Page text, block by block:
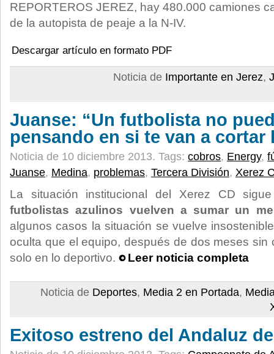
REPORTEROS JEREZ, hay 480.000 camiones
de la autopista de peaje a la N-IV.
Descargar artículo en formato PDF
Noticia de Importante en Jerez,
Juanse: “Un futbolista no
pensando en si te van a cortar
Noticia de 10 diciembre 2013. Tags: cobros, Energy,
Juanse, Medina, problemas, Tercera División, Xerez
La situación institucional del Xerez CD
futbolistas azulinos vuelven a sumar un
algunos casos la situación se vuelve
oculta que el equipo, después de dos meses sin
solo en lo deportivo.
Leer noticia completa
Noticia de Deportes, Media 2 en Portada,
Exitoso estreno del Andaluz